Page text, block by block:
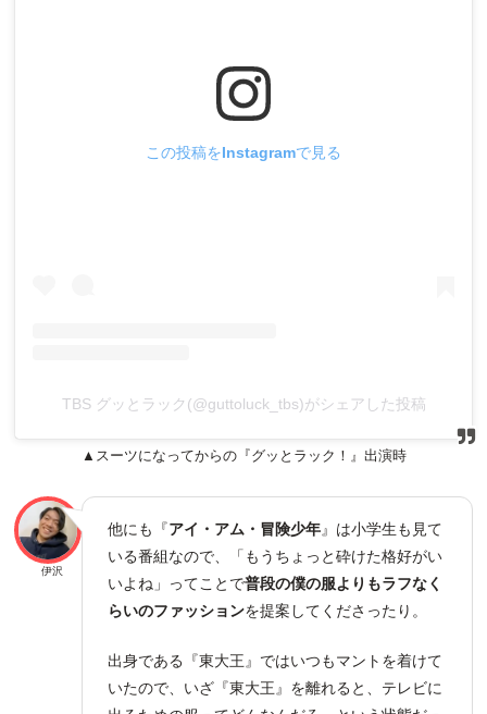
この投稿をInstagramで見る
TBS グッとラック(@guttoluck_tbs)がシェアした投稿
▲スーツになってからの『グッとラック！』出演時
伊沢
他にも『アイ・アム・冒険少年』は小学生も見て
いる番組なので、「もうちょっと砕けた格好がい
いよね」ってことで普段の僕の服よりもラフなく
らいのファッションを提案してくださったり。
出身である『東大王』ではいつもマントを着けて
いたので、いざ『東大王』を離れると、テレビに